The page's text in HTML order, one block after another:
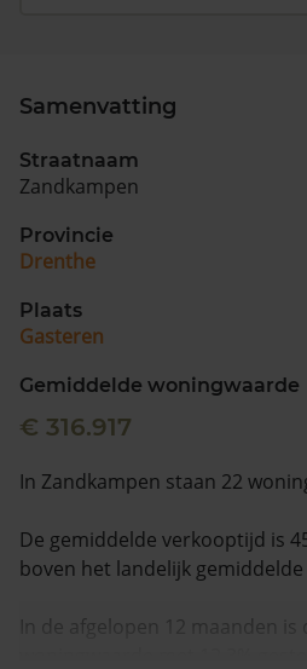
Samenvatting
Straatnaam
Zandkampen
Provincie
Drenthe
Plaats
Gasteren
Gemiddelde woningwaarde
€ 316.917
In Zandkampen staan 22
De gemiddelde verkooptijd is
boven het landelijk gemiddelde
In de afgelopen 12 maanden is